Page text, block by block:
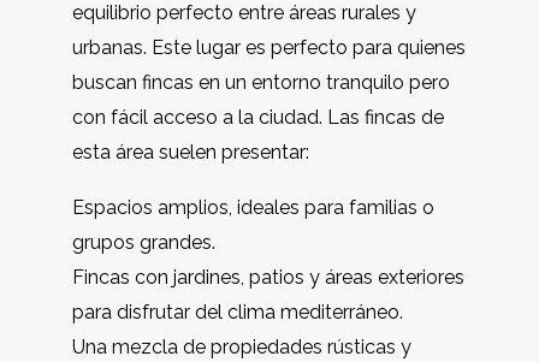
equilibrio perfecto entre áreas rurales y
urbanas. Este lugar es perfecto para quienes
buscan fincas en un entorno tranquilo pero
con fácil acceso a la ciudad. Las fincas de
esta área suelen presentar:
Espacios amplios, ideales para familias o
grupos grandes.
Fincas con jardines, patios y áreas exteriores
para disfrutar del clima mediterráneo.
Una mezcla de propiedades rústicas y